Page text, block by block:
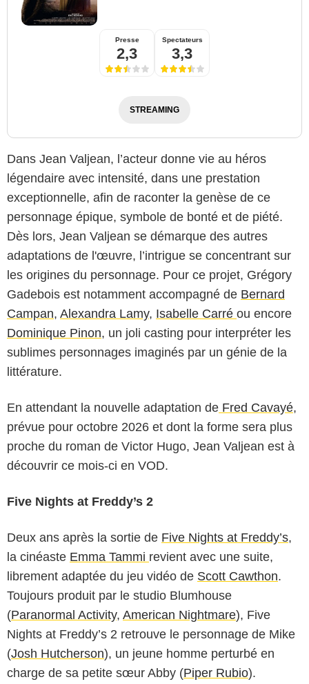
Presse
2,3
Spectateurs
3,3
STREAMING
Dans Jean Valjean, l’acteur donne vie au héros
légendaire avec intensité, dans une prestation
exceptionnelle, afin de raconter la genèse de ce
personnage épique, symbole de bonté et de piété.
Dès lors, Jean Valjean se démarque des autres
adaptations de l'œuvre, l’intrigue se concentrant sur
les origines du personnage. Pour ce projet, Grégory
Gadebois est notamment accompagné de Bernard
Campan, Alexandra Lamy, Isabelle Carré ou encore
Dominique Pinon, un joli casting pour interpréter les
sublimes personnages imaginés par un génie de la
littérature.
En attendant la nouvelle adaptation de Fred Cavayé,
prévue pour octobre 2026 et dont la forme sera plus
proche du roman de Victor Hugo, Jean Valjean est à
découvrir ce mois-ci en VOD.
Five Nights at Freddy’s 2
Deux ans après la sortie de Five Nights at Freddy’s,
la cinéaste Emma Tammi revient avec une suite,
librement adaptée du jeu vidéo de Scott Cawthon.
Toujours produit par le studio Blumhouse
(Paranormal Activity, American Nightmare), Five
Nights at Freddy’s 2 retrouve le personnage de Mike
(Josh Hutcherson), un jeune homme perturbé en
charge de sa petite sœur Abby (Piper Rubio).